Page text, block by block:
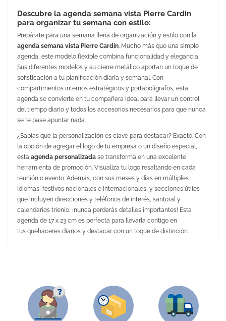
Descubre la agenda semana vista Pierre Cardin
para organizar tu semana con estilo:
Prepárate para una semana llena de organización y estilo con la
agenda semana vista Pierre Cardin. Mucho más que una simple
agenda, este modelo flexible combina funcionalidad y elegancia.
Sus diferentes modelos y su cierre metálico aportan un toque de
sofisticación a tu planificación diaria y semanal. Con
compartimentos internos estratégicos y portabolígrafos, esta
agenda se convierte en tu compañera ideal para llevar un control
del tiempo diario y todos los accesorios necesarios para que nunca
se te pase apuntar nada.
¿Sabías que la personalización es clave para destacar? Exacto. Con
la opción de agregar el logo de tu empresa o un diseño especial,
esta agenda personalizada se transforma en una excelente
herramienta de promoción. Visualiza tu logo resaltando en cada
reunión o evento. Además, con sus meses y días en múltiples
idiomas, festivos nacionales e internacionales, y secciones útiles
que incluyen direcciones y teléfonos de interés, santoral y
calendarios trienio, ¡nunca perderás detalles importantes! Esta
agenda de 17 x 23 cm es perfecta para llevarla contigo en
tus quehaceres diarios y destacar con un toque de distinción.
Área de marcaje 100 x 40 mm
Tipo de marcaje Tampografía